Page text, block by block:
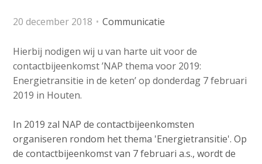
n
v
i
g
a
i
o
n
p
s
:
20 december 2018 Communicatie
Hierbij nodigen wij u van harte uit voor de
contactbijeenkomst ’NAP thema voor 2019:
Energietransitie in de keten’ op donderdag 7 februari
2019 in Houten.
In 2019 zal NAP de contactbijeenkomsten
organiseren rondom het thema 'Energietransitie'. Op
de contactbijeenkomst van 7 februari a.s., wordt de
Zoek
Login